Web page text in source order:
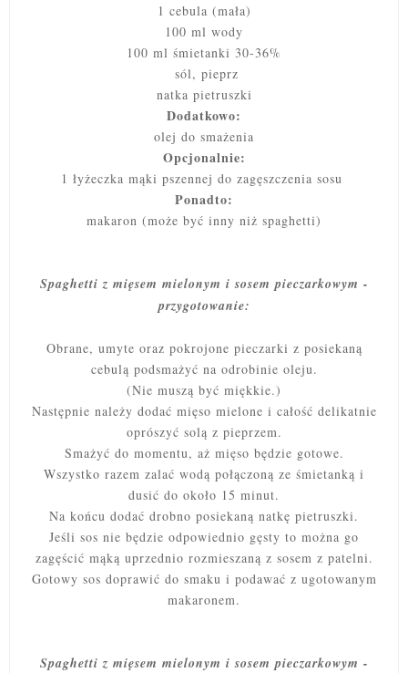
1 cebula (mała)
100 ml wody
100 ml śmietanki 30-36%
sól, pieprz
natka pietruszki
Dodatkowo:
olej do smażenia
Opcjonalnie:
1 łyżeczka mąki pszennej do zagęszczenia sosu
Ponadto:
makaron (może być inny niż spaghetti)
Spaghetti z mięsem mielonym i sosem pieczarkowym -
przygotowanie:
Obrane, umyte oraz pokrojone pieczarki z posiekaną
cebulą podsmażyć na odrobinie oleju.
(Nie muszą być miękkie.)
Następnie należy dodać mięso mielone i całość delikatnie
oprószyć solą z pieprzem.
Smażyć do momentu, aż mięso będzie gotowe.
Wszystko razem zalać wodą połączoną ze śmietanką i
dusić do około 15 minut.
Na końcu dodać drobno posiekaną natkę pietruszki.
Jeśli sos nie będzie odpowiednio gęsty to można go
zagęścić mąką uprzednio rozmieszaną z sosem z patelni.
Gotowy sos doprawić do smaku i podawać z ugotowanym
makaronem.
Spaghetti z mięsem mielonym i sosem pieczarkowym -